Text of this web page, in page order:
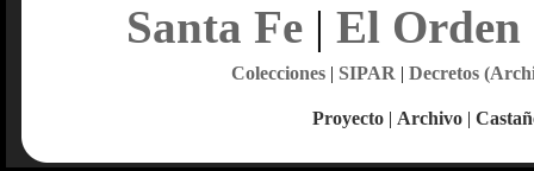
Santa Fe| El Orden
Colecciones| SIPAR | Decretos
Proyecto | Archivo |